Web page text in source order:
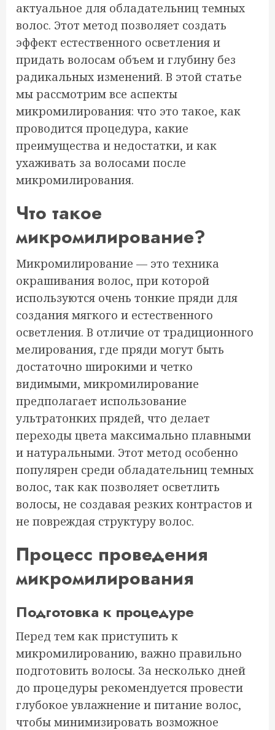
актуальное для обладательниц темных
волос. Этот метод позволяет создать
эффект естественного осветления и
придать волосам объем и глубину без
радикальных изменений. В этой статье
мы рассмотрим все аспекты
микромилирования: что это такое, как
проводится процедура, какие
преимущества и недостатки, и как
ухаживать за волосами после
микромилирования.
Что такое
микромилирование?
Микромилирование — это техника
окрашивания волос, при которой
используются очень тонкие пряди для
создания мягкого и естественного
осветления. В отличие от традиционного
мелирования, где пряди могут быть
достаточно широкими и четко
видимыми, микромилирование
предполагает использование
ультратонких прядей, что делает
переходы цвета максимально плавными
и натуральными. Этот метод особенно
популярен среди обладательниц темных
волос, так как позволяет осветлить
волосы, не создавая резких контрастов и
не повреждая структуру волос.
Процесс проведения
микромилирования
Подготовка к процедуре
Перед тем как приступить к
микромилированию, важно правильно
подготовить волосы. За несколько дней
до процедуры рекомендуется провести
глубокое увлажнение и питание волос,
чтобы минимизировать возможное